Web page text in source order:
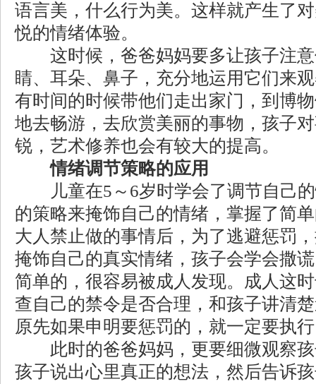
语言美，什么行为美。这样就产生了
悦的情绪体验。
这时候，爸爸妈妈要多让孩子注意
睛、耳朵、鼻子，充分地运用它们来
有时间的时候带他们走出家门，到博
地去畅游，去欣赏美丽的事物，孩子
锐，艺术修养也会有较大的提高。
情绪调节策略的应用
儿童在5～6岁时学会了调节自己的
的策略来掩饰自己的情绪，掌握了简
大人禁止做的事情后，为了逃避惩罚
掩饰自己的真实情绪，孩子会学会撒
简单的，很容易被成人发现。成人这
查自己的禁令是否合理，和孩子讲清
原先如果申明要惩罚的，就一定要执
此时的爸爸妈妈，更要细微观察孩
孩子说出心里真正的想法，然后告诉